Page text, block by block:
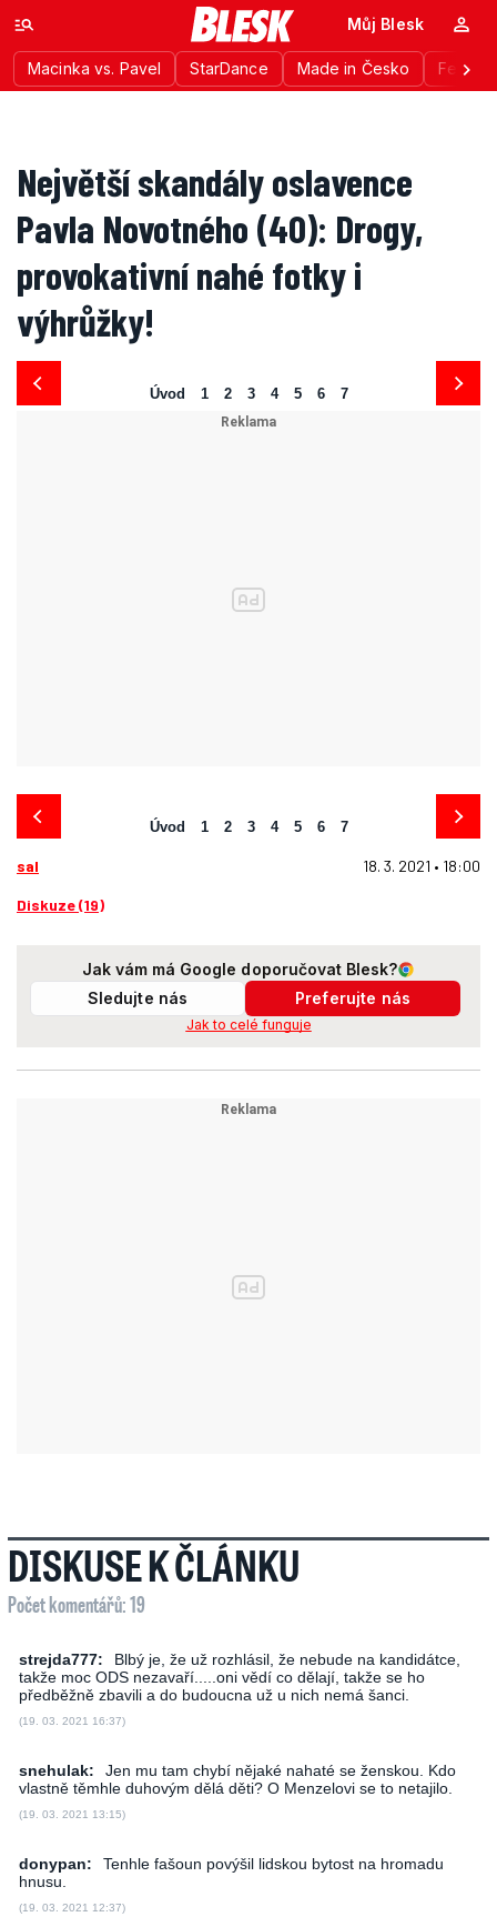
Macinka vs. Pavel StarDance Made in Česko
Můj Blesk
Největší skandály oslavence
Pavla Novotného (40): Drogy,
provokativní nahé fotky i
výhrůžky!
Úvod 1 2 3 4 5 6 7
Úvod 1 2 3 4 5 6 7
sal 18. 3. 2021 • 18:00
Diskuze (19)
Jak vám má Google doporučovat Blesk?
Sledujte nás
Preferujte nás
Jak to celé funguje
DISKUSE K ČLÁNKU
Počet komentářů: 19
strejda777:
Blbý je, že už rozhlásil, že nebude na kandidátce,
takže moc ODS nezavaří.....oni vědí co dělají, takže se ho
předběžně zbavili a do budoucna už u nich nemá šanci.
(19. 03. 2021 16:37)
snehulak:
Jen mu tam chybí nějaké nahaté se ženskou. Kdo
vlastně těmhle duhovým dělá děti? O Menzelovi se to netajilo.
(19. 03. 2021 13:15)
donypan:
Tenhle fašoun povýšil lidskou bytost na hromadu
hnusu.
(19. 03. 2021 12:37)